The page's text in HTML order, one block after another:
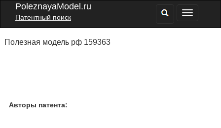
PoleznayaModel.ru
Патентный поиск
Полезная модель рф 159363
Авторы патента: